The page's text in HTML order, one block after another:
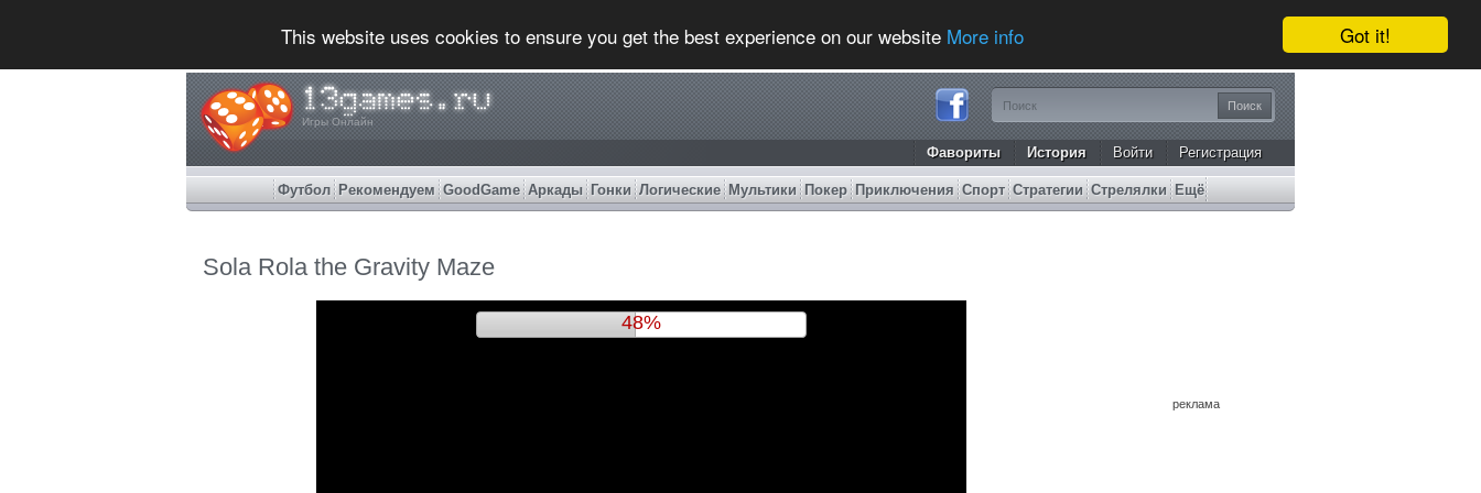
Got it!
This website uses cookies to ensure you get the best experience on our website More info
Игры Онлайн
Фавориты История Войти Регистрация
Футбол Рекомендуем GoodGame Аркады Гонки Логические Мультики Покер Приключения Спорт Стратегии Стрелялки Ещё
Sola Rola the Gravity Maze
51%
реклама